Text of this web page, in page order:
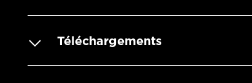
Téléchargements